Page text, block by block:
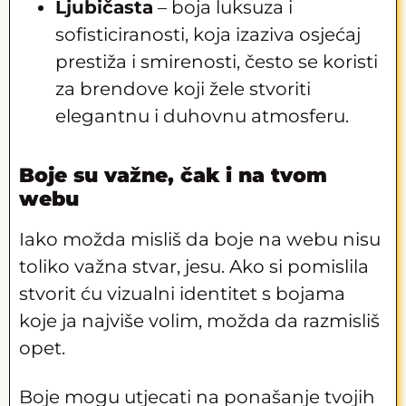
Ljubičasta – boja luksuza i
sofisticiranosti, koja izaziva osjećaj
prestiža i smirenosti, često se koristi
za brendove koji žele stvoriti
elegantnu i duhovnu atmosferu.
Boje su važne, čak i na tvom
webu
Iako možda misliš da boje na webu nisu
toliko važna stvar, jesu. Ako si pomislila
stvorit ću vizualni identitet s bojama
koje ja najviše volim, možda da razmisliš
opet.
Boje mogu utjecati na ponašanje tvojih